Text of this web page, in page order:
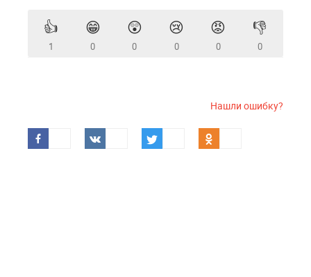
👍
1
😁
0
😲
0
😢
0
😡
0
👎
0
Нашли ошибку?